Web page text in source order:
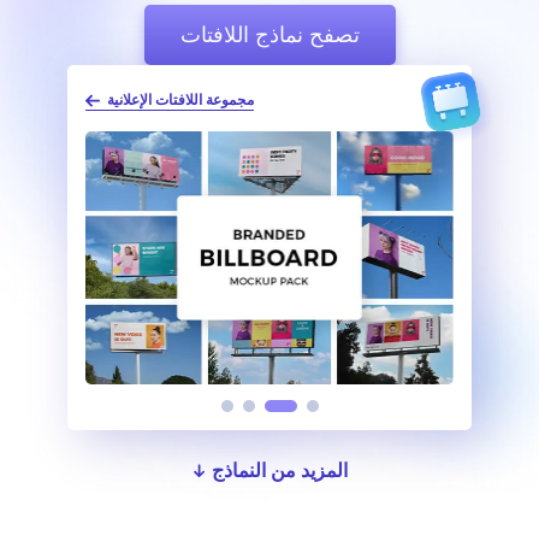
تصفح نماذج اللافتات
الإعلانية مجموعة لافتات الطريق السريع
المزيد من النماذج